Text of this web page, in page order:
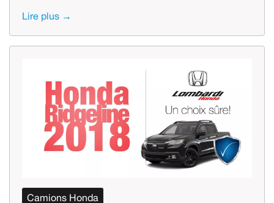
Lire plus →
Camions Honda